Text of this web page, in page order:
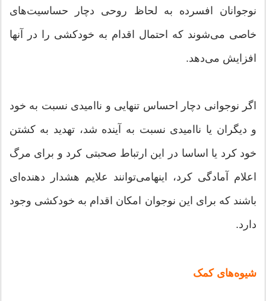
نوجوانان افسرده به لحاظ روحی دچار حساسیت‌های
خاصی می‌شوند که احتمال اقدام به خودکشی را در آنها
افزایش می‌دهد.
اگر نوجوانی دچار احساس تنهایی و ناامیدی نسبت به خود
و دیگران یا ناامیدی نسبت به آینده شد، تهدید به کشتن
خود کرد یا اساسا در این ارتباط صحبتی کرد و برای مرگ
اعلام آمادگی کرد، اینهامی‌توانند علایم هشدار دهنده‌ای
باشند که برای این نوجوان امکان اقدام به خودکشی وجود
دارد.
شیوه‌های کمک